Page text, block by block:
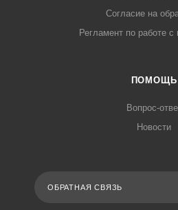
Согласие на
Регламент по работе с
ПОМОЩЬ
Вопрос-
Новости
ОБРАТНАЯ СВЯЗЬ